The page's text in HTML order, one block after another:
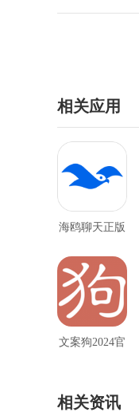
相关应用
海鸥聊天正版
文案狗2024官
相关资讯